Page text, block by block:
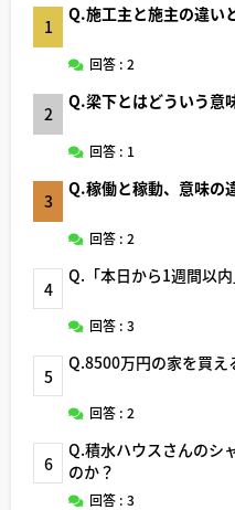
1
Q.施工主と施主の違い
回答 : 2
2
Q.梁下とはどういう意
回答 : 1
3
Q.稼働と稼動、意味の
回答 : 2
4
Q.「本日から1週間以
回答 : 3
5
Q.8500万円の家を買え
回答 : 2
6
Q.積水ハウスさんのシ
のか？
回答 : 3